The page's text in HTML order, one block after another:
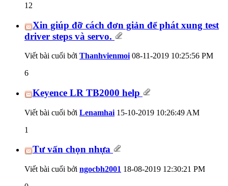
12
Xin giúp đỡ cách đơn giản để phát xung test
driver steps và servo.
Viết bài cuối bởi Thanhvienmoi 08-11-2019 10:25:56 PM
6
Keyence LR TB2000 help
Viết bài cuối bởi Lenamhai 15-10-2019 10:26:49 AM
1
Tư vấn chọn nhựa
Viết bài cuối bởi ngocbh2001 18-08-2019 12:30:21 PM